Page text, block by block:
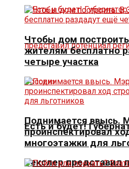
Есть и будет!
Текслер представил
Чтобы дом
жителям бесплатно
четыре участка
Поднимается ввысь.
проинспектировал
многоэтажки для